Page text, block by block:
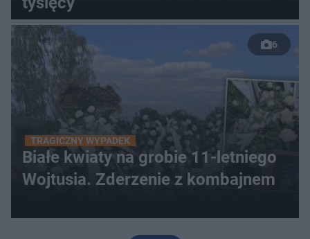
6
TRAGICZNY WYPADEK
Białe kwiaty na grobie 11-letniego
Wojtusia. Zderzenie z kombajnem